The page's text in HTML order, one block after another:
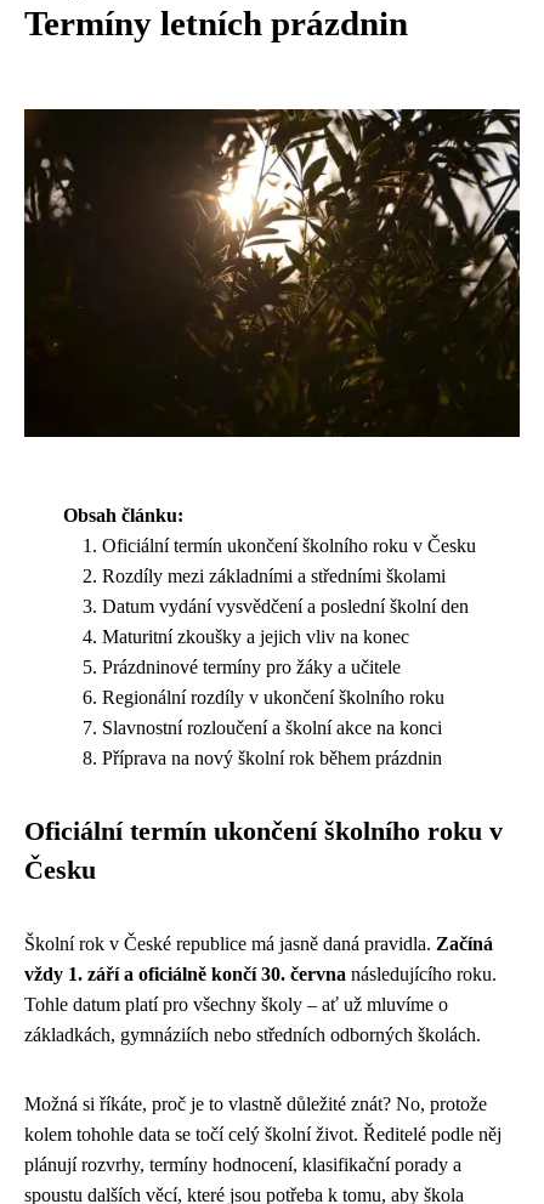
Termíny letních prázdnin
Obsah článku:
Oficiální termín ukončení školního roku v Česku
Rozdíly mezi základními a středními školami
Datum vydání vysvědčení a poslední školní den
Maturitní zkoušky a jejich vliv na konec
Prázdninové termíny pro žáky a učitele
Regionální rozdíly v ukončení školního roku
Slavnostní rozloučení a školní akce na konci
Příprava na nový školní rok během prázdnin
Oficiální termín ukončení školního roku v
Česku
Školní rok v České republice má jasně daná pravidla. Začíná
vždy 1. září a oficiálně končí 30. června následujícího roku.
Tohle datum platí pro všechny školy – ať už mluvíme o
základkách, gymnáziích nebo středních odborných školách.
Možná si říkáte, proč je to vlastně důležité znát? No, protože
kolem tohohle data se točí celý školní život. Ředitelé podle něj
plánují rozvrhy, termíny hodnocení, klasifikační porady a
spoustu dalších věcí, které jsou potřeba k tomu, aby škola